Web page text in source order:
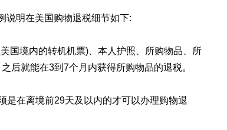
说明在美国购物退税细节如下:
国境内的转机机票)、本人护照、所购物品、所
后就能在3到7个月内获得所购物品的退税。
是在离境前29天及以内的才可以办理购物退